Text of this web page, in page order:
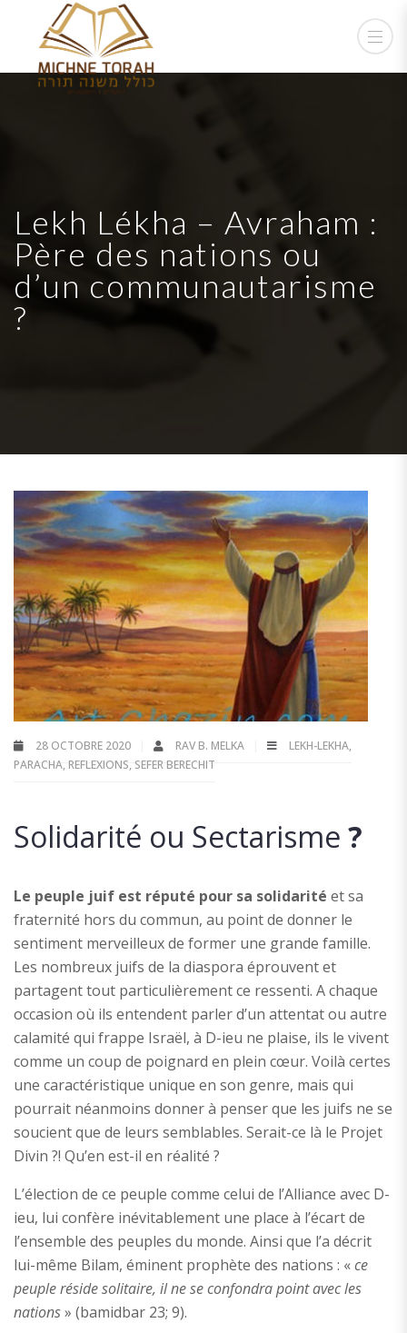
Lekh Lékha – Avraham :
Père des nations ou
d’un communautarisme
?
28 OCTOBRE 2020 RAV B. MELKA LEKH-LEKHA,
PARACHA, REFLEXIONS, SEFER BERECHIT
Solidarité ou Sectarisme ?
Le peuple juif est réputé pour sa solidarité et sa
fraternité hors du commun, au point de donner le
sentiment merveilleux de former une grande famille.
Les nombreux juifs de la diaspora éprouvent et
partagent tout particulièrement ce ressenti. A chaque
occasion où ils entendent parler d’un attentat ou autre
calamité qui frappe Israël, à D-ieu ne plaise, ils le vivent
comme un coup de poignard en plein cœur. Voilà certes
une caractéristique unique en son genre, mais qui
pourrait néanmoins donner à penser que les juifs ne se
soucient que de leurs semblables. Serait-ce là le Projet
Divin ?! Qu’en est-il en réalité ?
L’élection de ce peuple comme celui de l’Alliance avec D-
ieu, lui confère inévitablement une place à l’écart de
l’ensemble des peuples du monde. Ainsi que l’a décrit
lui-même Bilam, éminent prophète des nations : «ce
peuple réside solitaire, il ne se confondra point avec les
nations» (bamidbar 23; 9).